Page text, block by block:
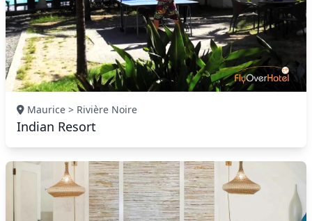
Maurice > Rivière Noire
Indian Resort